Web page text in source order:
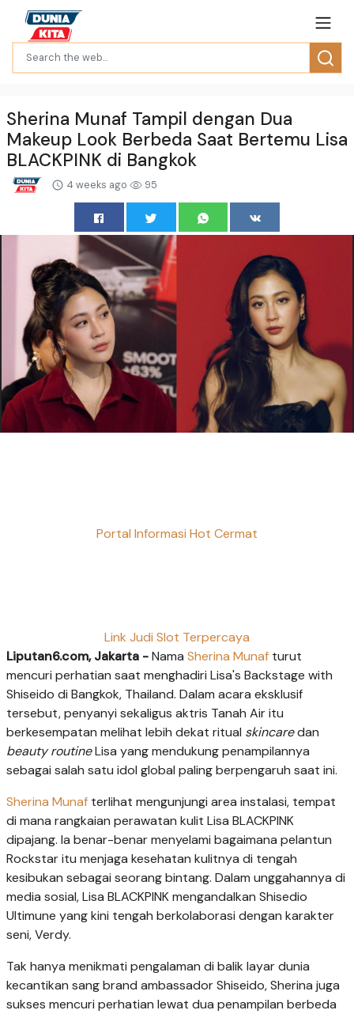
Sherina Munaf Tampil dengan Dua
Makeup Look Berbeda Saat Bertemu Lisa
BLACKPINK di Bangkok
4 weeks ago 95
Portal Informasi Hot Cermat
Link Judi Slot Terpercaya
Liputan6.com, Jakarta -Nama Sherina Munaf turut
mencuri perhatian saat menghadiri Lisa's Backstage with
Shiseido di Bangkok, Thailand. Dalam acara eksklusif
tersebut, penyanyi sekaligus aktris Tanah Air itu
berkesempatan melihat lebih dekat ritual skincaredan
beauty routineLisa yang mendukung penampilannya
sebagai salah satu idol global paling berpengaruh saat ini.
Sherina Munaf terlihat mengunjungi area instalasi, tempat
di mana rangkaian perawatan kulit Lisa BLACKPINK
dipajang. Ia benar-benar menyelami bagaimana pelantun
Rockstar itu menjaga kesehatan kulitnya di tengah
kesibukan sebagai seorang bintang. Dalam unggahannya di
media sosial, Lisa BLACKPINK mengandalkan Shisedio
Ultimune yang kini tengah berkolaborasi dengan karakter
seni, Verdy.
Tak hanya menikmati pengalaman di balik layar dunia
kecantikan sang brand ambassador Shiseido, Sherina juga
sukses mencuri perhatian lewat dua penampilan berbeda